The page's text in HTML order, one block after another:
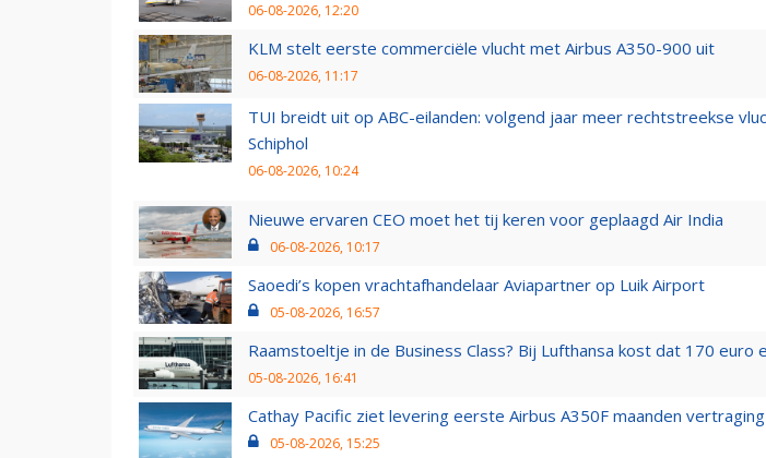
06-08-2026, 12:20
KLM stelt eerste commerciële vlucht met Airbus A350-900 uit
06-08-2026, 11:17
TUI breidt uit op ABC-eilanden: volgend jaar meer rechtstreekse
Schiphol
06-08-2026, 10:24
Nieuwe ervaren CEO moet het tij keren voor geplaagd Air India
06-08-2026, 10:17
Saoedi’s kopen vrachtafhandelaar Aviapartner op Luik Airport
05-08-2026, 16:57
Raamstoeltje in de Business Class? Bij Lufthansa kost dat 170 euro
05-08-2026, 16:41
Cathay Pacific ziet levering eerste Airbus A350F maanden
05-08-2026, 15:25